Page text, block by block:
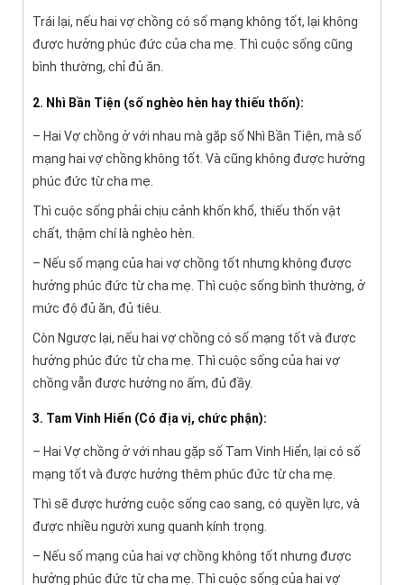
Trái lại, nếu hai vợ chồng có số mạng không tốt, lại không
được hưởng phúc đức của cha mẹ. Thì cuộc sống cũng
bình thường, chỉ đủ ăn.
2. Nhì Bần Tiện (số nghèo hèn hay thiếu thốn):
– Hai Vợ chồng ở với nhau mà gặp số Nhì Bần Tiện, mà số
mạng hai vợ chồng không tốt. Và cũng không được hưởng
phúc đức từ cha mẹ.
Thì cuộc sống phải chịu cảnh khốn khổ, thiếu thốn vật
chất, thậm chí là nghèo hèn.
– Nếu số mạng của hai vợ chồng tốt nhưng không được
hưởng phúc đức từ cha mẹ. Thì cuộc sống bình thường, ở
mức độ đủ ăn, đủ tiêu.
Còn Ngược lại, nếu hai vợ chồng có số mạng tốt và được
hưởng phúc đức từ cha mẹ. Thì cuộc sống của hai vợ
chồng vẫn được hưởng no ấm, đủ đầy.
3. Tam Vinh Hiển (Có địa vị, chức phận):
– Hai Vợ chồng ở với nhau gặp số Tam Vinh Hiển, lại có số
mạng tốt và được hưởng thêm phúc đức từ cha mẹ.
Thì sẽ được hưởng cuộc sống cao sang, có quyền lực, và
được nhiều người xung quanh kính trọng.
– Nếu số mạng của hai vợ chồng không tốt nhưng được
hưởng phúc đức từ cha mẹ. Thì cuộc sống của hai vợ